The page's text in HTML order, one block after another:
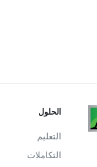
الحلول
التعليم
التكاملات